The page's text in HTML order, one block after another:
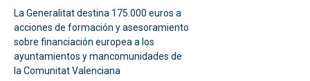
La Generalitat destina 175.000 euros a
acciones de formación y asesoramiento
sobre financiación europea a los
ayuntamientos y mancomunidades de
la Comunitat Valenciana